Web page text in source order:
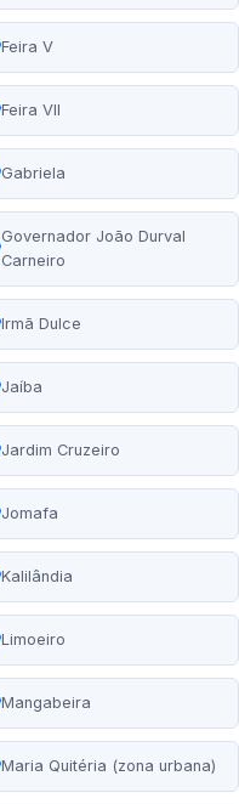
Feira V
Feira VII
Gabriela
Governador João Durval
Carneiro
Irmã Dulce
Jaíba
Jardim Cruzeiro
Jomafa
Kalilândia
Limoeiro
Mangabeira
Maria Quitéria (zona urbana)